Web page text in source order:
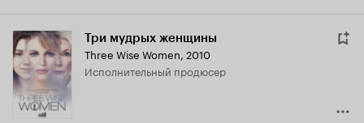
Три мудрых женщины
Three Wise Women, 2010
исполнительный продюсер